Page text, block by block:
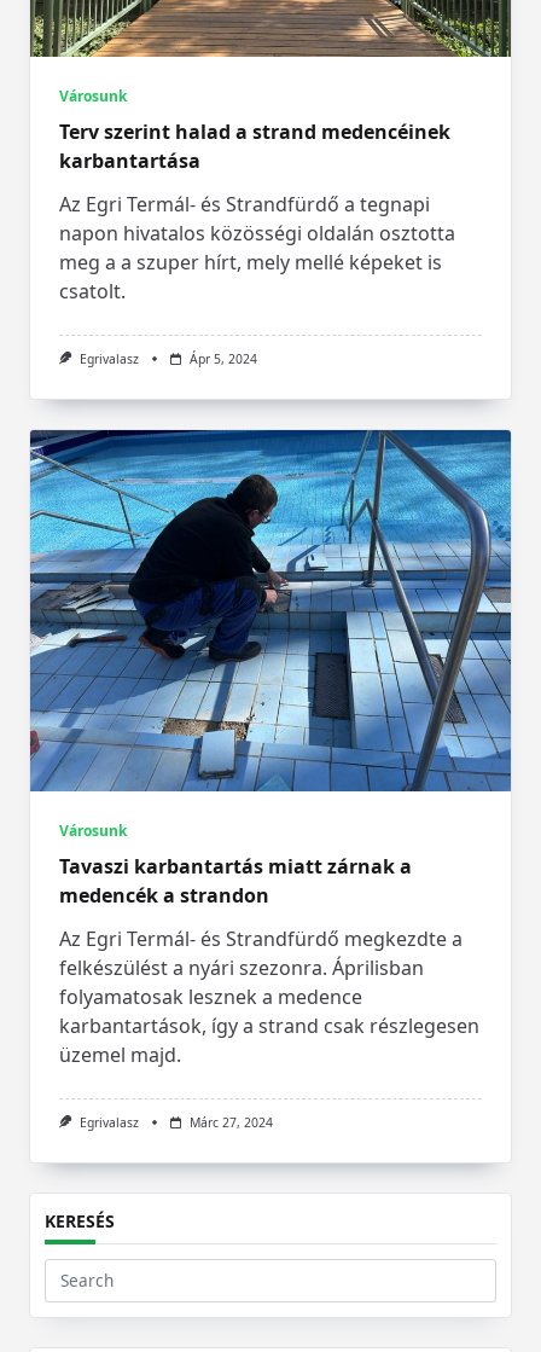
Városunk
Terv szerint halad a strand medencéinek
karbantartása
Az Egri Termál- és Strandfürdő a tegnapi
napon hivatalos közösségi oldalán osztotta
meg a a szuper hírt, mely mellé képeket is
csatolt.
Egrivalasz Ápr 5, 2024
Városunk
Tavaszi karbantartás miatt zárnak a
medencék a strandon
Az Egri Termál- és Strandfürdő megkezdte a
felkészülést a nyári szezonra. Áprilisban
folyamatosak lesznek a medence
karbantartások, így a strand csak részlegesen
üzemel majd.
Egrivalasz Márc 27, 2024
KERESÉS
Search
for: